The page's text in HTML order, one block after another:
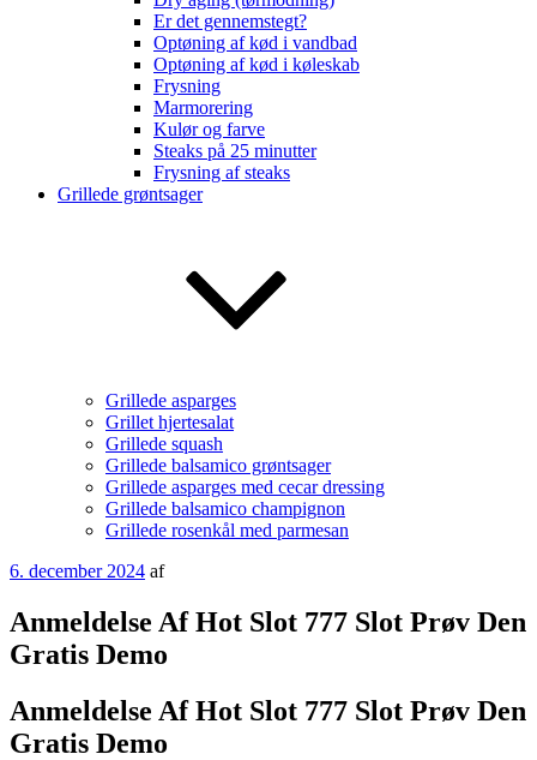
Er det gennemstegt?
Optøning af kød i vandbad
Optøning af kød i køleskab
Frysning
Marmorering
Kulør og farve
Steaks på 25 minutter
Frysning af steaks
Grillede grøntsager
Grillede asparges
Grillet hjertesalat
Grillede squash
Grillede balsamico grøntsager
Grillede asparges med cecar dressing
Grillede balsamico champignon
Grillede rosenkål med parmesan
Udgivet
6. december 2024 af
Anmeldelse Af Hot Slot 777 Slot Prøv Den
Gratis Demo
Anmeldelse Af Hot Slot 777 Slot Prøv Den
Gratis Demo